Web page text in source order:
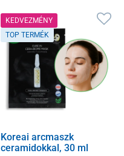
KEDVEZMÉNY
TOP TERMÉK
Koreai arcmaszk
ceramidokkal, 30 ml